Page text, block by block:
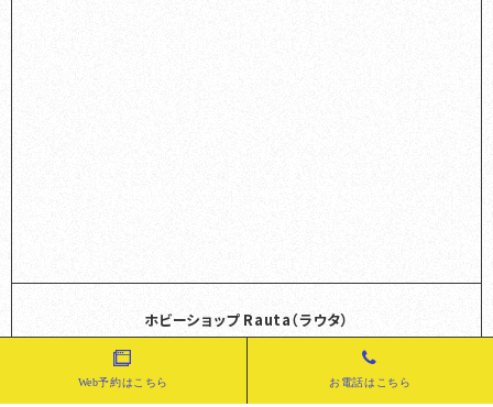
ホビーショップ Rauta（ラウタ）
〒662-0052 兵庫県西宮市霞町5-44 2F
Web予約はこちら お電話はこちら